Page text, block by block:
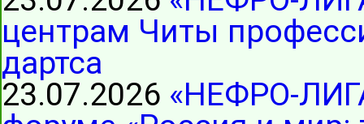
центрам Читы
дартса
23.07.2026 «НЕФРО-